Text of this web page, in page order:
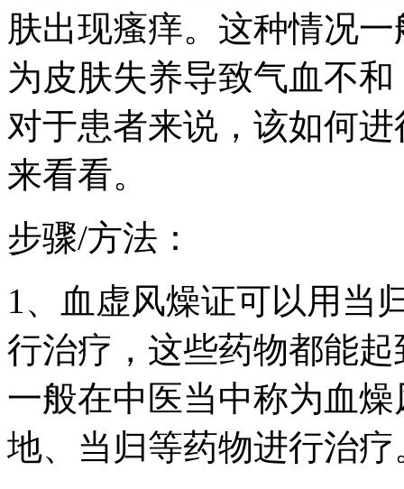
肤出现瘙痒。这种情况
为皮肤失养导致气血不
对于患者来说，该如何
来看看。
步骤/方法：
1、血虚风燥证可以用当
行治疗，这些药物都能
一般在中医当中称为血
地、当归等药物进行治疗